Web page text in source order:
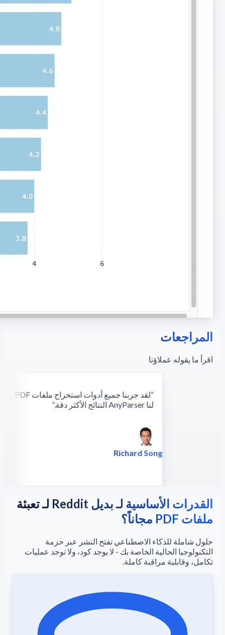
المراجعات
اقرأ ما يقوله عملاؤنا
“
لنا AnyParser النتائج الأكثر دقة.
Richard Song
القدرات الأساسية لـ بديل Reddit لـ تعبئة
ملفات PDF مجاناً؟
حلول شاملة للذكاء الاصطناعي تفتح النشر عبر حزمة
التكنولوجيا الحالية الخاصة بك - لا يوجد كود، ولا توجد عمليات
تكامل، وقابلية مراقبة كاملة.